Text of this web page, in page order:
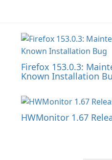
Firefox 153.0.3:
Known Installation
HWMonitor 1.67